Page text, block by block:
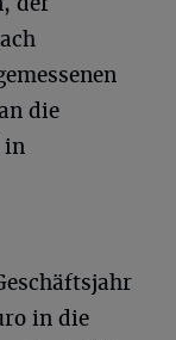
die
in
in die